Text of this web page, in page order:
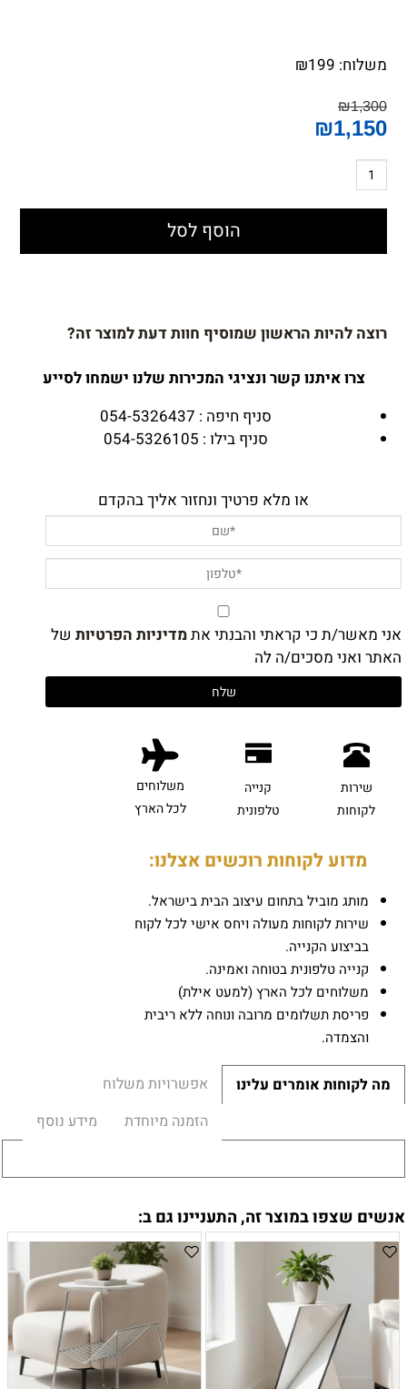
משלוח: ₪199
₪1,300
₪1,150
הוסף לסל
רוצה להיות הראשון שמוסיף חוות דעת למוצר זה?
צרו איתנו קשר ונציגי המכירות שלנו ישמחו לסייע
סניף חיפה : 054-5326437
סניף בילו : 054-5326105
או מלא פרטיך ונחזור אליך בהקדם
אני מאשר/ת כי קראתי והבנתי אתמדיניות הפרטיות של
האתר ואני מסכים/ה לה
שירות
לקוחות
קנייה
טלפונית
משלוחים
לכל הארץ
מדוע לקוחות רוכשים אצלנו:
מותג מוביל בתחום עיצוב הבית בישראל.
שירות לקוחות מעולה ויחס אישי לכל לקוח
בביצוע הקנייה.
קנייה טלפונית בטוחה ואמינה.
משלוחים לכל הארץ (למעט אילת)
פריסת תשלומים מרובה ונוחה ללא ריבית
והצמדה.
מה לקוחות אומרים עלינו
אפשרויות משלוח
הזמנה מיוחדת
מידע נוסף
אנשים שצפו במוצר זה, התעניינו גם ב: